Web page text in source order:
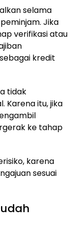
selama
Jika
verifikasi atau
kredit
tidak
Karena itu, jika
ke tahap
karena
sesuai